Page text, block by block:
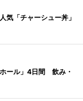
「チャーシュー丼」
ール」4日間 飲み・